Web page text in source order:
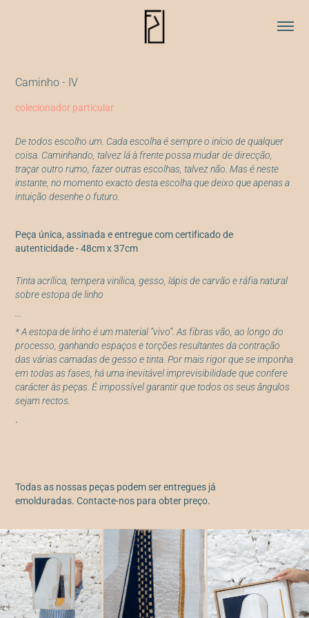
Caminho - IV
colecionador particular
De todos escolho um. Cada escolha é sempre o início de qualquer
coisa. Caminhando, talvez lá à frente possa mudar de direcção,
traçar outro rumo, fazer outras escolhas, talvez não. Mas é neste
instante, no momento exacto desta escolha que deixo que apenas a
intuição desenhe o futuro.
Peça única, assinada e entregue com certificado de
autenticidade - 48cm x 37cm
Tinta acrílica, tempera vinílica, gesso, lápis de carvão e ráfia natural
sobre estopa de linho
...
* A estopa de linho é um material “vivo”. As fibras vão, ao longo do
processo, ganhando espaços e torções resultantes da contração
das várias camadas de gesso e tinta. Por mais rigor que se imponha
em todas as fases, há uma inevitável imprevisibilidade que confere
carácter às peças. É impossível garantir que todos os seus ângulos
sejam rectos.
.
Todas as nossas peças podem ser entregues já
emolduradas. Contacte-nos para obter preço.